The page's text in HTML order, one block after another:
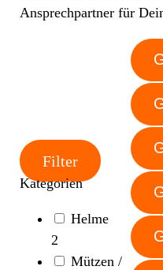
Ansprechpartner für
Filter
Kategorien
Helme
2
Mützen /